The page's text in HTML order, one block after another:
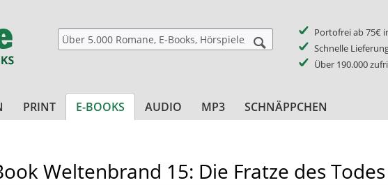
Portofrei ab 75€
Schnelle
Über 190.000
PRINT E-BOOKS AUDIO MP3 SCHNÄPPCHEN
Weltenbrand 15: Die Fratze des Todes